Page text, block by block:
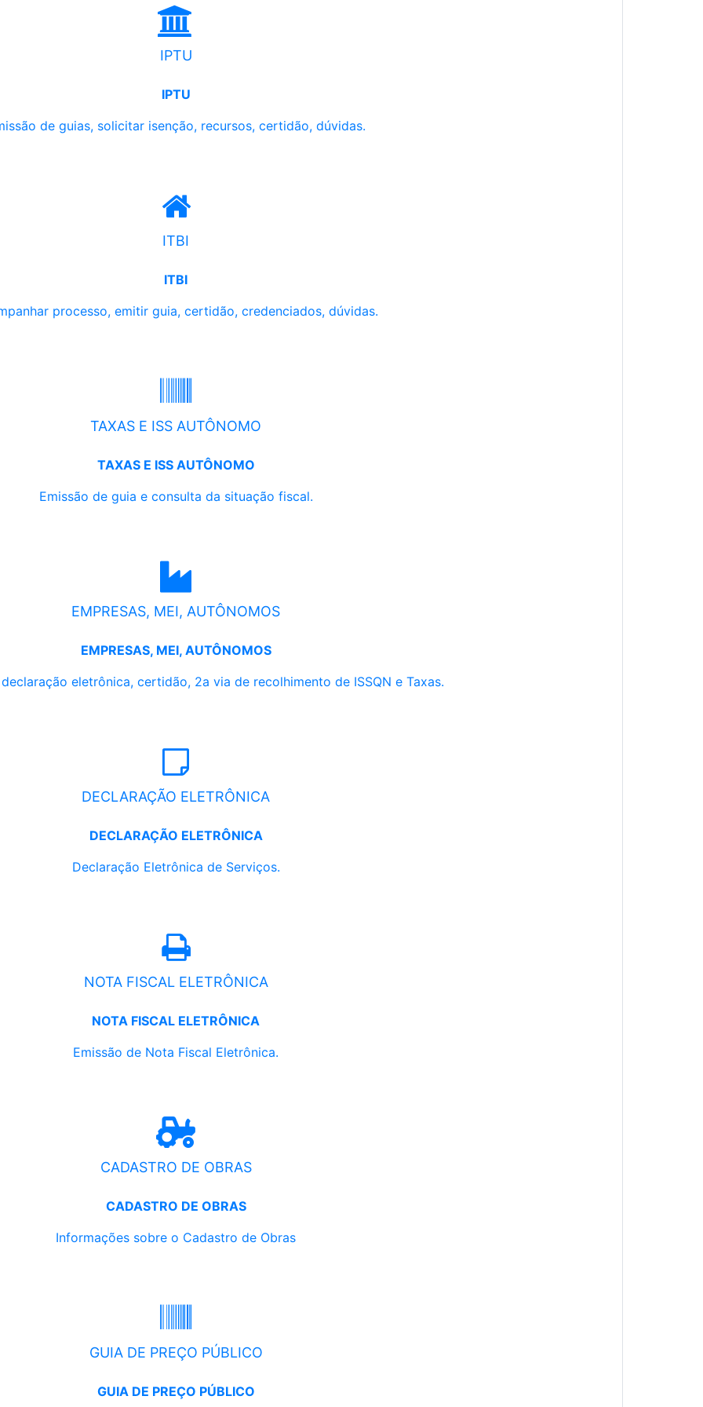
IPTU
IPTU
de guias, solicitar isenção, recursos, certidão, dúvidas.
ITBI
ITBI
processo, emitir guia, certidão, credenciados, dúvidas.
TAXAS E ISS AUTÔNOMO
TAXAS E ISS AUTÔNOMO
Emissão de guia e consulta da situação fiscal.
EMPRESAS, MEI, AUTÔNOMOS
EMPRESAS, MEI, AUTÔNOMOS
eletrônica, certidão, 2a via de recolhimento de ISSQN e Taxas.
DECLARAÇÃO ELETRÔNICA
DECLARAÇÃO ELETRÔNICA
Declaração Eletrônica de Serviços.
NOTA FISCAL ELETRÔNICA
NOTA FISCAL ELETRÔNICA
Emissão de Nota Fiscal Eletrônica.
CADASTRO DE OBRAS
CADASTRO DE OBRAS
Informações sobre o Cadastro de Obras
GUIA DE PREÇO PÚBLICO
GUIA DE PREÇO PÚBLICO